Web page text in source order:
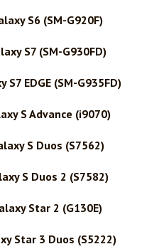
S6 (SM-G920F)
S7 (SM-G930FD)
EDGE (SM-G935FD)
S Advance (i9070)
S Duos (S7562)
S Duos 2 (S7582)
Star 2 (G130E)
Star 3 Duos (S5222)